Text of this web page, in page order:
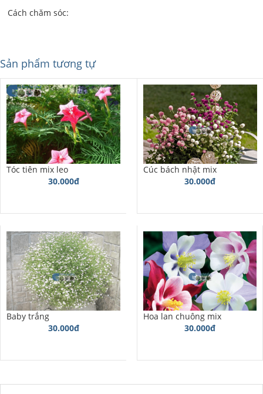
Cách chăm sóc:
Sản phẩm tương tự
Tóc tiên mix leo
30.000đ
Cúc bách nhật mix
30.000đ
Baby trắng
30.000đ
Hoa lan chuông mix
30.000đ